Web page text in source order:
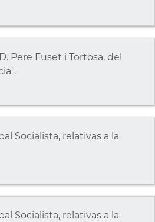
Pere Fuset i Tortosa, del
Socialista, relativas a la
Socialista, relativas a la